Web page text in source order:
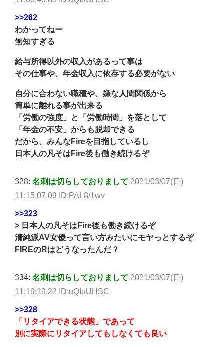
>>262
わかってねー
無知すぎる
給与所得以外の収入があるって事は
その仕事や、年金収入に依存する必要がない
自分に合わない職種や、嫌な人間関係から
簡単に離れる事が出来る
「労働の強度」と「労働時間」を落として
「年金の不安」からも脱却できる
だから、みんなFireを目指しているし
日本人の凡そはFire後も働き続けるぞ
328: 名刺は切らしておりまして 2021/03/07(日)
11:15:07.09 ID:PAL8/1wv
>>323
> 日本人の凡そはFire後も働き続けるぞ
清純派AV女優って言い方みたいにモヤっとするぞ
FIREのRはどうなったんだ？
334: 名刺は切らしておりまして 2021/03/07(日)
11:19:19.22 ID:uQIuUHSC
>>328
「リタイアできる状態」であって
別に実際にリタイアしてもしなくても良い